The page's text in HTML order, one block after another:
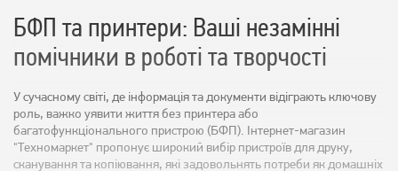
БФП та принтери: Ваші незамінні
помічники в роботі та творчості
У сучасному світі, де інформація та документи відіграють ключову
роль, важко уявити життя без принтера або
багатофункціонального пристрою (БФП). Інтернет-магазин
"Техномаркет" пропонує широкий вибір пристроїв для друку,
сканування та копіювання, які задовольнять потреби як домашніх